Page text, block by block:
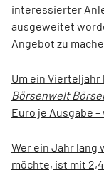
interessierter
ausgeweitet
Angebot zu
Um ein
Börsenwelt
Euro je Ausgabe
Wer ein Jahr
möchte, ist mit